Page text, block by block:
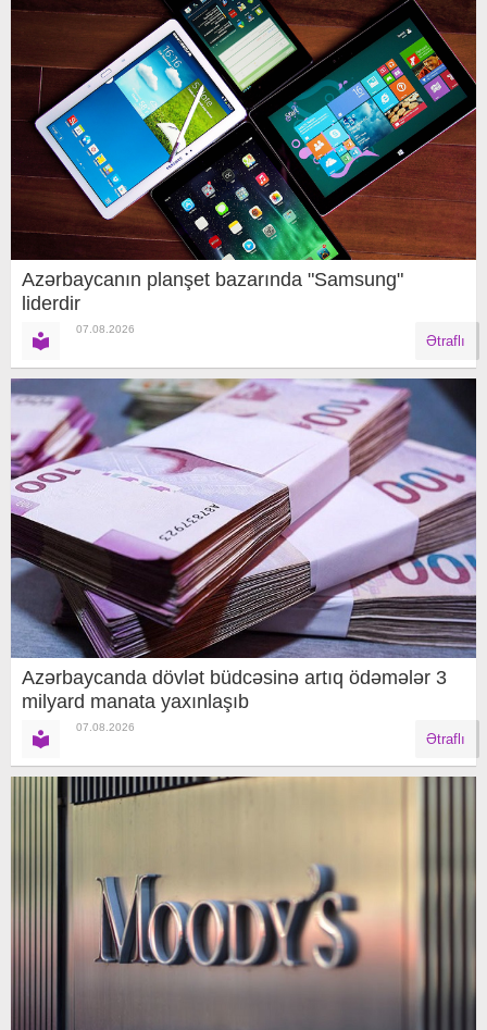
Azərbaycanın planşet bazarında "Samsung"
liderdir
07.08.2026
Ətraflı
Azərbaycanda dövlət büdcəsinə artıq ödəmələr 3
milyard manata yaxınlaşıb
07.08.2026
Ətraflı